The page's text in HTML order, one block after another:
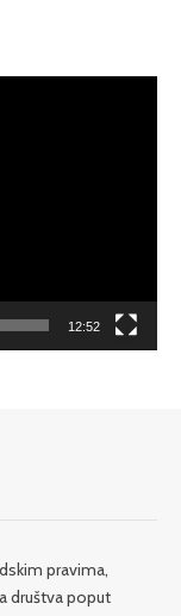
12:52
pravima,
društva poput